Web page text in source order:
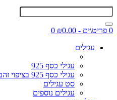
0 פריט\ים - ₪0.00
0
עגילים
עגילי כסף 925
עגילי כסף 925 בציפוי זהב מיקרוני
סט עגילים
עגילים נוספים